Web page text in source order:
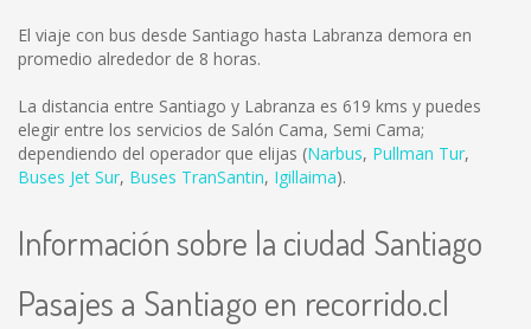
El viaje con bus desde Santiago hasta Labranza demora en
promedio alrededor de 8 horas.
La distancia entre Santiago y Labranza es 619 kms y puedes
elegir entre los servicios de Salón Cama, Semi Cama;
dependiendo del operador que elijas (Narbus, Pullman Tur,
Buses Jet Sur, Buses TranSantin, Igillaima).
Información sobre la ciudad Santiago
Pasajes a Santiago en recorrido.cl